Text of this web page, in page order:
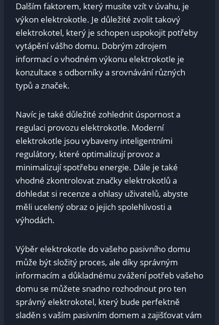
Dalším faktorem, který musíte vzít v úvahu, je
výkon elektrokotle. Je důležité zvolit takový
elektrokotel, který je schopen uspokojit potřeby
vytápění vášho domu. Dobrým zdrojem
informací o vhodném výkonu elektrokotle je
konzultace s odborníky a srovnávání různých
typů a značek.
Navíc je také důležité zohlednit úspornost a
regulaci provozu elektrokotle. Moderní
elektrokotle jsou vybaveny inteligentními
regulátory, které optimalizují provoz a
minimalizují spotřebu energie. Dále je také
vhodné zkontrolovat značky elektrokotlů a
dohledat si recenze a ohlasy uživatelů, abyste
měli ucelený obraz o jejich spolehlivosti a
výhodách.
Výběr elektrokotle do vašeho pasivního domu
může být složitý proces, ale díky správným
informacím a důkladnému zvážení potřeb vašeho
domu se můžete snadno rozhodnout pro ten
správný elektrokotel, který bude perfektně
sladěn s vaším pasivním domem a zajišťovat vám